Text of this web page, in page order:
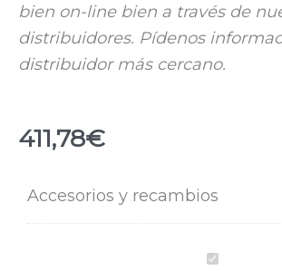
bien on-line bien a través de
distribuidores. Pídenos
distribuidor más cercano.
411,78€
Accesorios y recambios
Máscara
Máscara
facial